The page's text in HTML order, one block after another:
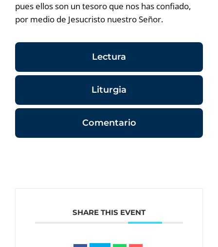
pues ellos son un tesoro que nos has confiado,
por medio de Jesucristo nuestro Señor.
Lectura
Liturgia
Comentario
SHARE THIS EVENT